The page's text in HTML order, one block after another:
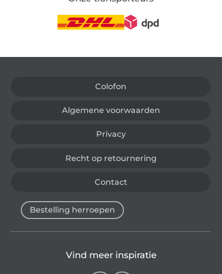
Colofon
Algemene voorwaarden
Privacy
Recht op retournering
Contact
Bestelling herroepen
Vind meer inspiratie